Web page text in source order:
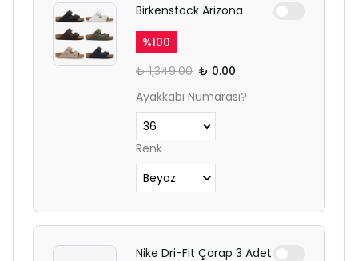
Birkenstock Arizona
%100
₺ 1,349.00 ₺ 0.00
Ayakkabı Numarası?
Renk
Nike Dri-Fit Çorap 3 Adet